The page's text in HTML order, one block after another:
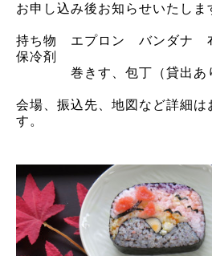
お申し込み後お知らせいたしま
持ち物 エプロン バンダナ
保冷剤
巻きす、包丁（貸出あり
会場、振込先、地図など詳細は
す。